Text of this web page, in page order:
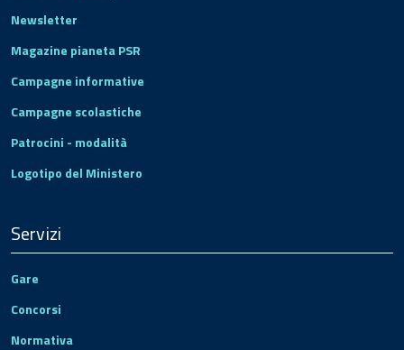
Newsletter
Magazine pianeta PSR
Campagne informative
Campagne scolastiche
Patrocini - modalità
Logotipo del Ministero
Servizi
Gare
Concorsi
Normativa